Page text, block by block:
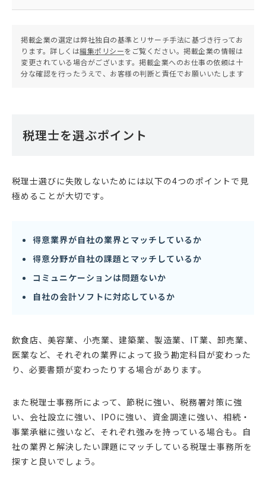
掲載企業の選定は弊社独自の基準とリサーチ手法に基づき行ってお
ります。詳しくは編集ポリシーをご覧ください。掲載企業の情報は
変更されている場合がございます。掲載企業へのお仕事の依頼は十
分な確認を行ったうえで、お客様の判断と責任でお願いいたします
税理士を選ぶポイント
税理士選びに失敗しないためには以下の4つのポイントで見
極めることが大切です。
得意業界が自社の業界とマッチしているか
得意分野が自社の課題とマッチしているか
コミュニケーションは問題ないか
自社の会計ソフトに対応しているか
飲食店、美容業、小売業、建築業、製造業、IT業、卸売業、
医業など、それぞれの業界によって扱う勘定科目が変わった
り、必要書類が変わったりする場合があります。
また税理士事務所によって、節税に強い、税務署対策に強
い、会社設立に強い、IPOに強い、資金調達に強い、相続・
事業承継に強いなど、それぞれ強みを持っている場合も。自
社の業界と解決したい課題にマッチしている税理士事務所を
探すと良いでしょう。